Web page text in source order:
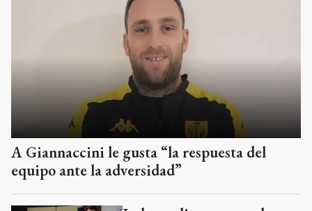
A Giannaccini le gusta “la respuesta del
equipo ante la adversidad”